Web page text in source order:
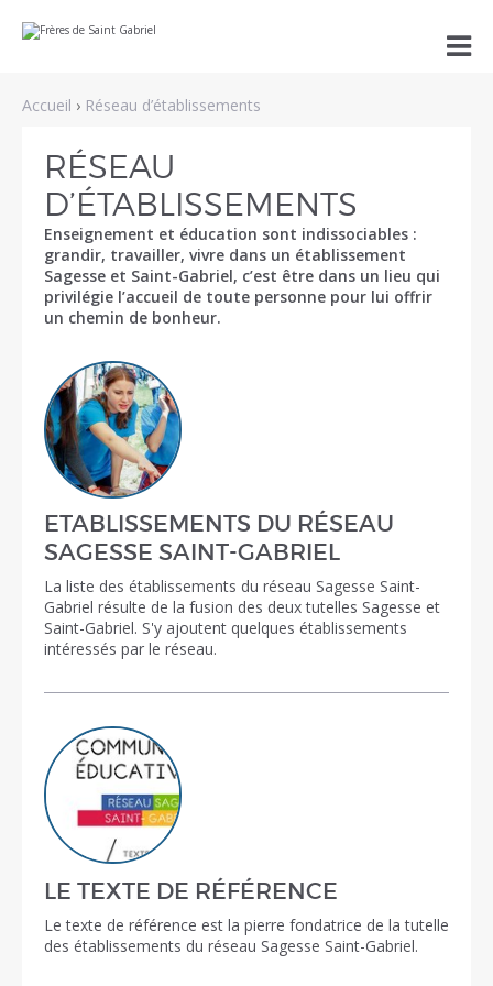
Aller
au
à
Outils
personnels

Accueil › Réseau d’établissements
RÉSEAU
D’ÉTABLISSEMENTS
Enseignement et éducation sont indissociables :
grandir, travailler, vivre dans un établissement
Sagesse et Saint-Gabriel, c’est être dans un lieu qui
privilégie l’accueil de toute personne pour lui offrir
un chemin de bonheur.
ETABLISSEMENTS DU RÉSEAU
SAGESSE SAINT-GABRIEL
La liste des établissements du réseau Sagesse Saint-
Gabriel résulte de la fusion des deux tutelles Sagesse et
Saint-Gabriel. S'y ajoutent quelques établissements
intéressés par le réseau.
LE TEXTE DE RÉFÉRENCE
Le texte de référence est la pierre fondatrice de la tutelle
des établissements du réseau Sagesse Saint-Gabriel.